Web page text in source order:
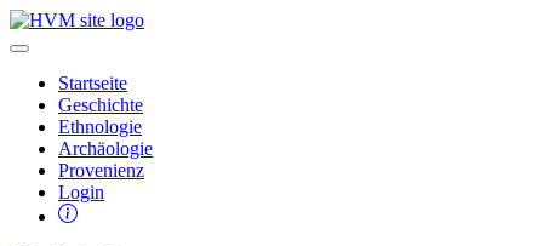
Startseite
Geschichte
Ethnologie
Archäologie
Provenienz
Login